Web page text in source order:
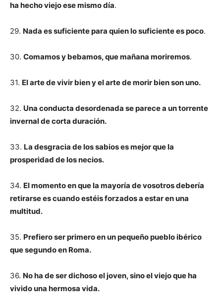
ha hecho viejo ese mismo día.
29. Nada es suficiente para quien lo suficiente es poco.
30. Comamos y bebamos, que mañana moriremos.
31. El arte de vivir bien y el arte de morir bien son uno.
32. Una conducta desordenada se parece a un torrente
invernal de corta duración.
33. La desgracia de los sabios es mejor que la
prosperidad de los necios.
34. El momento en que la mayoría de vosotros debería
retirarse es cuando estéis forzados a estar en una
multitud.
35. Prefiero ser primero en un pequeño pueblo ibérico
que segundo en Roma.
36. No ha de ser dichoso el joven, sino el viejo que ha
vivido una hermosa vida.